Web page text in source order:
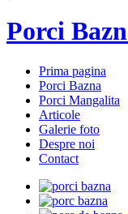
Porci
Prima pagina
Porci Bazna
Porci Mangalita
Articole
Galerie foto
Despre noi
Contact